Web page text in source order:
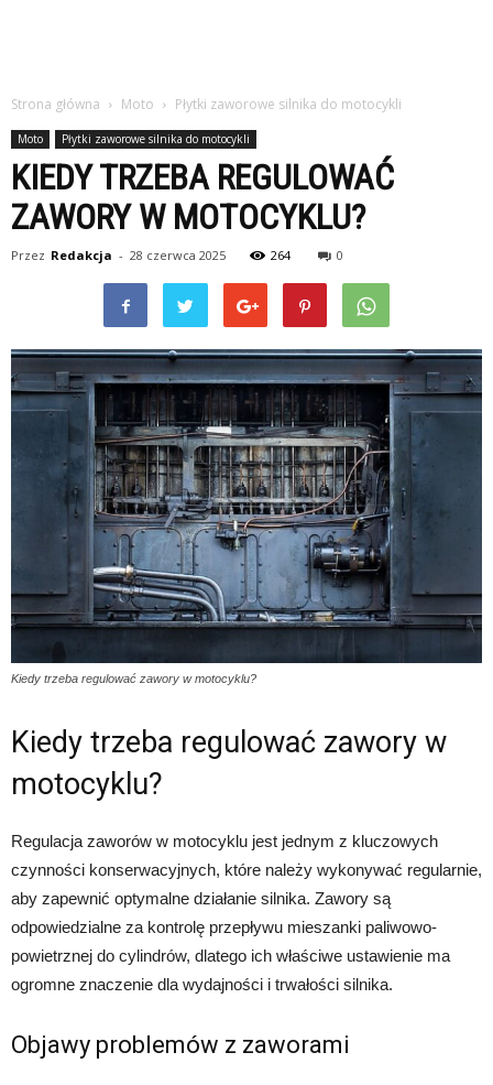
Strona główna Moto Płytki zaworowe silnika do motocykli
Moto Płytki zaworowe silnika do motocykli
KIEDY TRZEBA REGULOWAĆ
ZAWORY W MOTOCYKLU?
Przez Redakcja - 28 czerwca 2025 264 0
Kiedy trzeba regulować zawory w motocyklu?
Kiedy trzeba regulować zawory w
motocyklu?
Regulacja zaworów w motocyklu jest jednym z kluczowych
czynności konserwacyjnych, które należy wykonywać regularnie,
aby zapewnić optymalne działanie silnika. Zawory są
odpowiedzialne za kontrolę przepływu mieszanki paliwowo-
powietrznej do cylindrów, dlatego ich właściwe ustawienie ma
ogromne znaczenie dla wydajności i trwałości silnika.
Objawy problemów z zaworami